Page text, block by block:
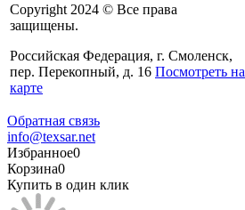
Copyright 2024 © Все права
защищены.
Российская Федерация, г. Смоленск,
пер. Перекопный, д. 16 Посмотреть на
карте
Обратная связь
info@texsar.net
Избранное0
Корзина0
Купить в один клик